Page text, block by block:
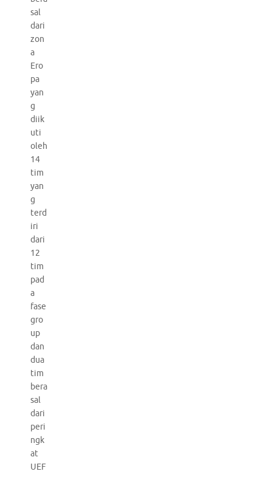
sal
dari
zon
a
Ero
pa
yan
g
diik
uti
oleh
14
tim
yan
g
terd
iri
dari
12
tim
pad
a
fase
gro
up
dan
dua
tim
bera
sal
dari
peri
ngk
at
UEF